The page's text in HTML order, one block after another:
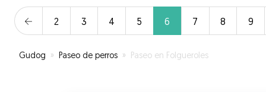
2 3 4 5 6 7 8 9
Gudog » Paseo de perros » Paseo en Folgueroles